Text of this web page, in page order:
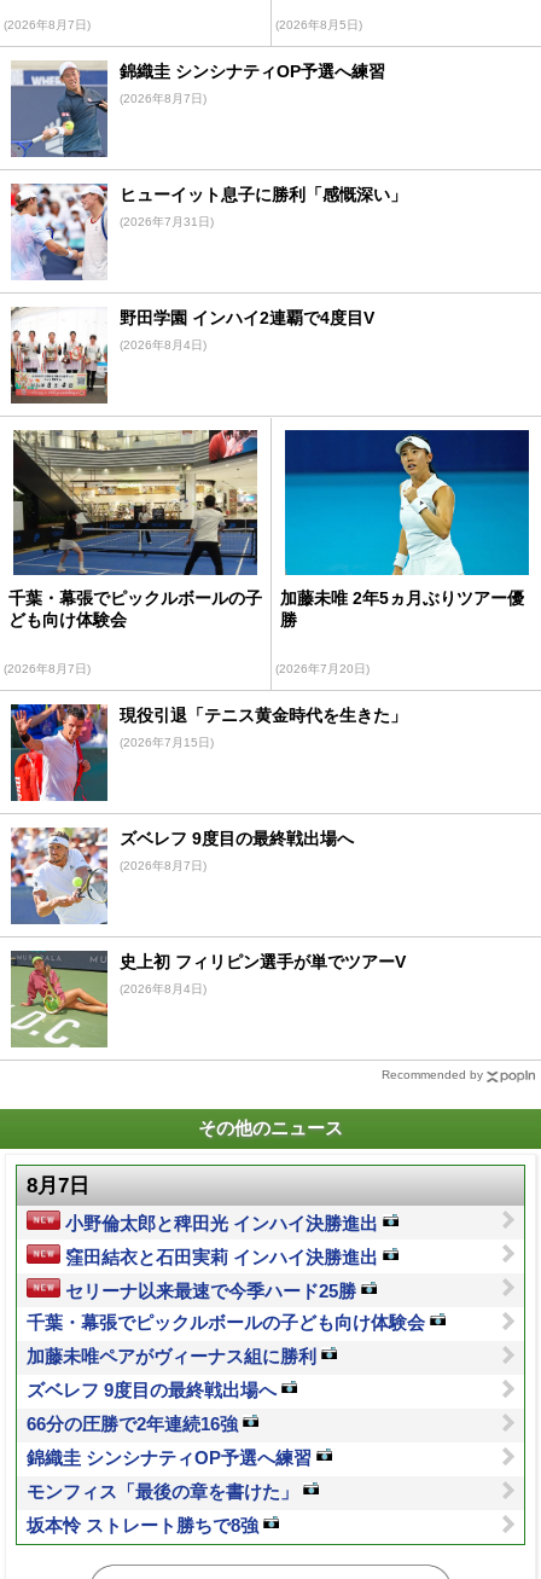
(2026年8月7日) (2026年8月5日)
錦織圭 シンシナティOP予選へ練習
(2026年8月7日)
ヒューイット息子に勝利「感慨深い」
(2026年7月31日)
野田学園 インハイ2連覇で4度目V
(2026年8月4日)
千葉・幕張でピックルボールの子
ども向け体験会
(2026年8月7日)
加藤未唯 2年5ヵ月ぶりツアー優
勝
(2026年7月20日)
現役引退「テニス黄金時代を生きた」
(2026年7月15日)
ズベレフ 9度目の最終戦出場へ
(2026年8月7日)
史上初 フィリピン選手が単でツアーV
(2026年8月4日)
Recommended by
その他のニュース
8月7日
小野倫太郎と稗田光 インハイ決勝進出
窪田結衣と石田実莉 インハイ決勝進出
セリーナ以来最速で今季ハード25勝
千葉・幕張でピックルボールの子ども向け体験会
加藤未唯ペアがヴィーナス組に勝利
ズベレフ 9度目の最終戦出場へ
66分の圧勝で2年連続16強
錦織圭 シンシナティOP予選へ練習
モンフィス「最後の章を書けた」
坂本怜 ストレート勝ちで8強